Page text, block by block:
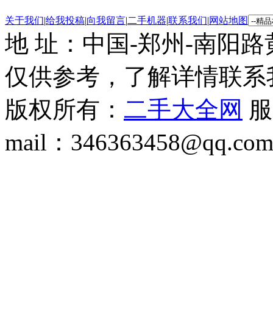
关于我们|给我投稿|向我留言|二手机器|联系我们|网站地图
地 址：中国-郑州-南阳
仅供参考，了解详情联系
版权所有： 二手大全网
mail：346363458@qq.com